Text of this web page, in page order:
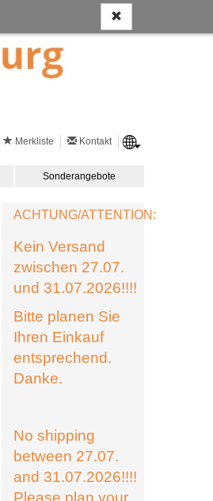
Merkliste Kontakt
Sonderangebote
ACHTUNG/ATTENTION:
Kein Versand
zwischen 27.07.
und 31.07.2026!!!!
Bitte planen Sie
Ihren Einkauf
entsprechend.
Danke.
No shipping
between 27.07.
and 31.07.2026!!!!
Please plan your